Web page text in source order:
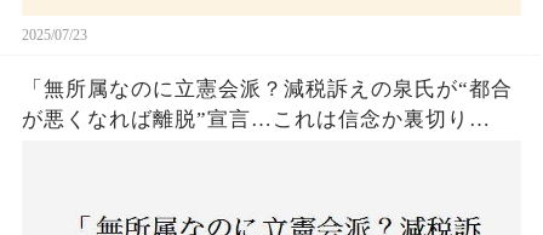
2025/07/23
「無所属なのに立憲会派？減税訴えの泉氏が“都合
が悪くなれば離脱”宣言…これは信念か裏切り